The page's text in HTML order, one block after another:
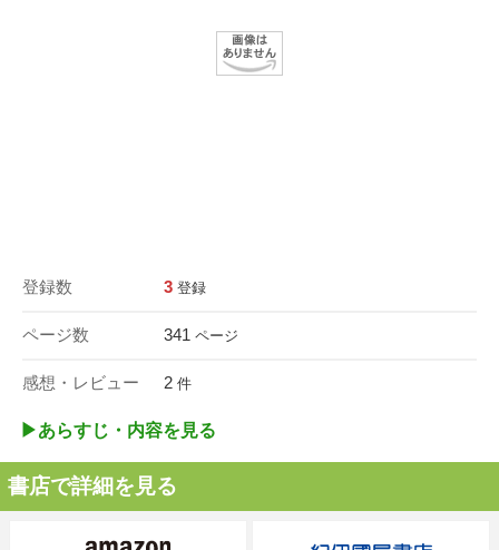
登録数 3 登録
ページ数 341 ページ
感想・レビュー 2 件
▶︎あらすじ・内容を見る
書店で詳細を見る